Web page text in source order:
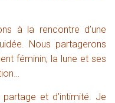
à la rencontre d’une
Nous partagerons
féminin; la lune et ses
et d’intimité. Je